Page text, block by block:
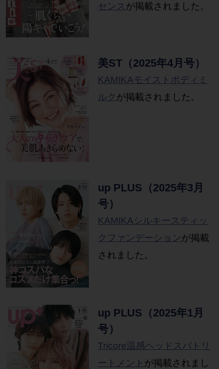
センスが掲載されました。
美ST（2025年4月号）
KAMIKAモイストボディミ
ルク が掲載されました。
up PLUS（2025年3月
号）
KAMIKAシルキースティッ
クファンデーションが掲載
されました。
up PLUS（2025年1月
号）
Tricore温感ヘッドスパトリ
ートメント が掲載されまし